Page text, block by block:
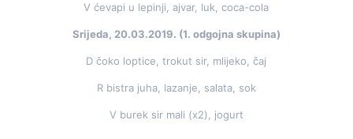
V ćevapi u lepinji, ajvar, luk, coca-cola
Srijeda, 20.03.2019. (1. odgojna skupina)
D čoko loptice, trokut sir, mlijeko, čaj
R bistra juha, lazanje, salata, sok
V burek sir mali (x2), jogurt